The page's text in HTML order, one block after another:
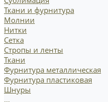
Ткани и фурнитура
Молнии
Нитки
Сетка
Стропы и ленты
Ткани
Фурнитура металлическая
Фурнитура пластиковая
Шнуры
...